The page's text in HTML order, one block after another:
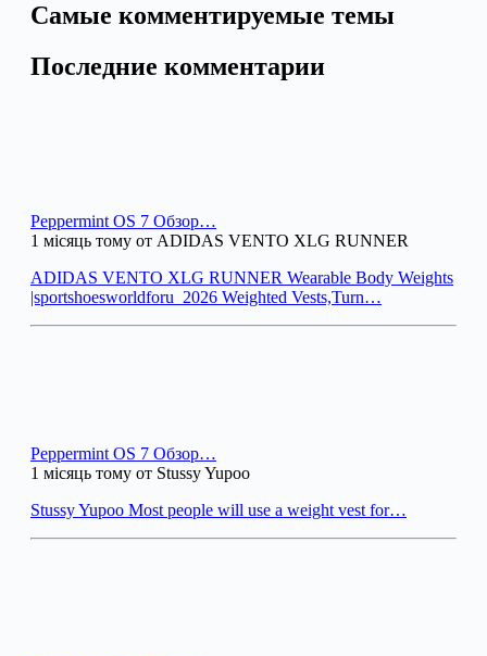
Самые комментируемые темы
Последние комментарии
Peppermint OS 7 Обзор…
1 місяць тому от ADIDAS VENTO XLG RUNNER
ADIDAS VENTO XLG RUNNER Wearable Body Weights
|sportshoesworldforu_2026 Weighted Vests,Turn…
Peppermint OS 7 Обзор…
1 місяць тому от Stussy Yupoo
Stussy Yupoo Most people will use a weight vest for…